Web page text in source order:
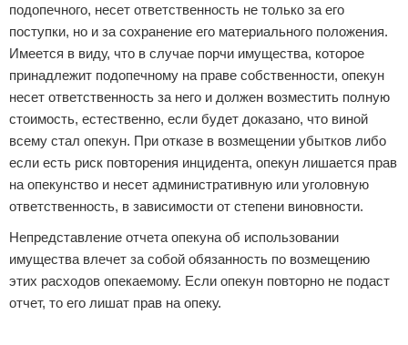
подопечного, несет ответственность не только за его
поступки, но и за сохранение его материального положения.
Имеется в виду, что в случае порчи имущества, которое
принадлежит подопечному на праве собственности, опекун
несет ответственность за него и должен возместить полную
стоимость, естественно, если будет доказано, что виной
всему стал опекун. При отказе в возмещении убытков либо
если есть риск повторения инцидента, опекун лишается прав
на опекунство и несет административную или уголовную
ответственность, в зависимости от степени виновности.
Непредставление отчета опекуна об использовании
имущества влечет за собой обязанность по возмещению
этих расходов опекаемому. Если опекун повторно не подаст
отчет, то его лишат прав на опеку.